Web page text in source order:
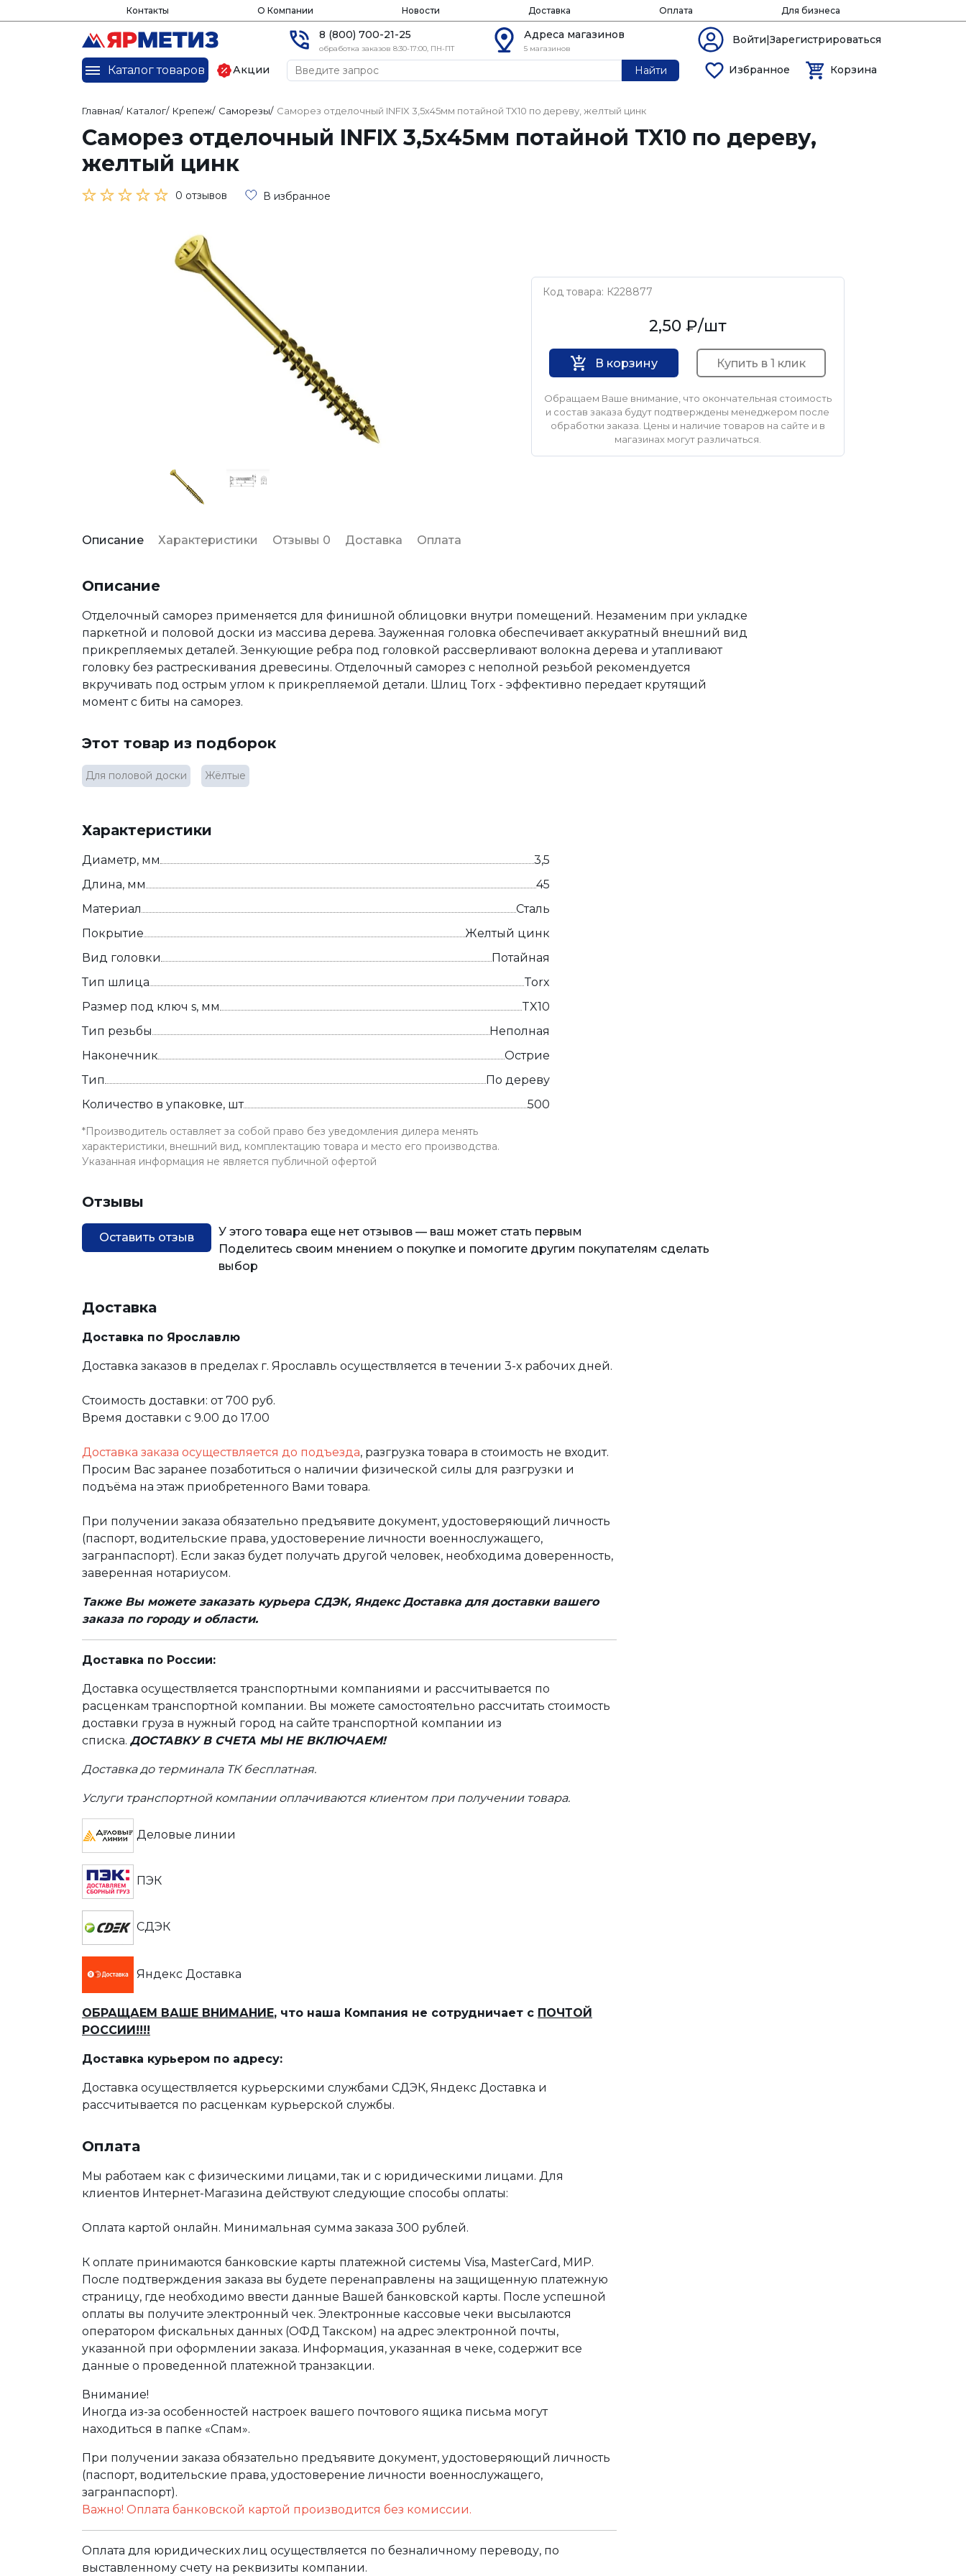
Контакты О Компании Новости Доставка Оплата Для бизнеса
8 (800) 700-21-25
обработка заказов 8:30-17:00, ПН-ПТ
Адреса магазинов
5 магазинов
Войти|Зарегистрироваться
Каталог товаров Акции Найти Избранное Корзина
Главная/ Каталог/ Крепеж/ Саморезы/ Саморез отделочный INFIX 3,5х45мм потайной TX10 по дереву, желтый цинк
Саморез отделочный INFIX 3,5х45мм потайной TX10 по дереву,
желтый цинк
0 отзывов В избранное
Код товара: К228877
2,50 ₽/шт
В корзину Купить в 1 клик
Обращаем Ваше внимание, что окончательная стоимость
и состав заказа будут подтверждены менеджером после
обработки заказа. Цены и наличие товаров на сайте и в
магазинах могут различаться.
Описание Характеристики Отзывы 0 Доставка Оплата
Описание
Отделочный саморез применяется для финишной облицовки внутри помещений. Незаменим при укладке
паркетной и половой доски из массива дерева. Зауженная головка обеспечивает аккуратный внешний вид
прикрепляемых деталей. Зенкующие ребра под головкой рассверливают волокна дерева и утапливают
головку без растрескивания древесины. Отделочный саморез с неполной резьбой рекомендуется
вкручивать под острым углом к прикрепляемой детали. Шлиц Torx - эффективно передает крутящий
момент с биты на саморез.
Этот товар из подборок
Для половой доски Жёлтые
Характеристики
Диаметр, мм
3,5
Длина, мм
45
Материал
Сталь
Покрытие
Желтый цинк
Вид головки
Потайная
Тип шлица
Torx
Размер под ключ s, мм
TX10
Тип резьбы
Неполная
Наконечник
Острие
Тип
По дереву
Количество в упаковке, шт
500
*Производитель оставляет за собой право без уведомления дилера менять
характеристики, внешний вид, комплектацию товара и место его производства.
Указанная информация не является публичной офертой
Отзывы
Оставить отзыв
У этого товара еще нет отзывов — ваш может стать первым
Поделитесь своим мнением о покупке и помогите другим покупателям сделать
выбор
Доставка
Доставка по Ярославлю
Доставка заказов в пределах г. Ярославль осуществляется в течении 3-х рабочих дней.
Стоимость доставки: от 700 руб.
Время доставки с 9.00 до 17.00
Доставка заказа осуществляется до подъезда, разгрузка товара в стоимость не входит.
Просим Вас заранее позаботиться о наличии физической силы для разгрузки и
подъёма на этаж приобретенного Вами товара.
При получении заказа обязательно предъявите документ, удостоверяющий личность
(паспорт, водительские права, удостоверение личности военнослужащего,
загранпаспорт). Если заказ будет получать другой человек, необходима доверенность,
заверенная нотариусом.
Также Вы можете заказать курьера СДЭК, Яндекс Доставка для доставки вашего
заказа по городу и области.
Доставка по России:
Доставка осуществляется транспортными компаниями и рассчитывается по
расценкам транспортной компании. Вы можете самостоятельно рассчитать стоимость
доставки груза в нужный город на сайте транспортной компании из
списка. ДОСТАВКУ В СЧЕТА МЫ НЕ ВКЛЮЧАЕМ!
Доставка до терминала ТК бесплатная.
Услуги транспортной компании оплачиваются клиентом при получении товара.
Деловые линии
ПЭК
СДЭК
Яндекс Доставка
ОБРАЩАЕМ ВАШЕ ВНИМАНИЕ, что наша Компания не сотрудничает с ПОЧТОЙ
РОССИИ!!!!
Доставка курьером по адресу:
Доставка осуществляется курьерскими службами СДЭК, Яндекс Доставка и
рассчитывается по расценкам курьерской службы.
Оплата
Мы работаем как с физическими лицами, так и с юридическими лицами. Для
клиентов Интернет-Магазина действуют следующие способы оплаты:
Оплата картой онлайн. Минимальная сумма заказа 300 рублей.
К оплате принимаются банковские карты платежной системы Visa, MasterCard, МИР.
После подтверждения заказа вы будете перенаправлены на защищенную платежную
страницу, где необходимо ввести данные Вашей банковской карты. После успешной
оплаты вы получите электронный чек. Электронные кассовые чеки высылаются
оператором фискальных данных (ОФД Такском) на адрес электронной почты,
указанной при оформлении заказа. Информация, указанная в чеке, содержит все
данные о проведенной платежной транзакции.
Внимание!
Иногда из-за особенностей настроек вашего почтового ящика письма могут
находиться в папке «Спам».
При получении заказа обязательно предъявите документ, удостоверяющий личность
(паспорт, водительские права, удостоверение личности военнослужащего,
загранпаспорт).
Важно! Оплата банковской картой производится без комиссии.
Оплата для юридических лиц осуществляется по безналичному переводу, по
выставленному счету на реквизиты компании.